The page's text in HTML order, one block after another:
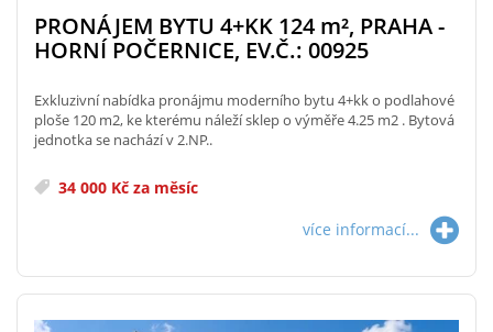
PRONÁJEM BYTU 4+KK 124 m², PRAHA -
HORNÍ POČERNICE, EV.Č.: 00925
Exkluzivní nabídka pronájmu moderního bytu 4+kk o podlahové
ploše 120 m2, ke kterému náleží sklep o výměře 4.25 m2 . Bytová
jednotka se nachází v 2.NP..
34 000 Kč za měsíc
více informací...